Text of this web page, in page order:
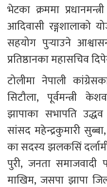
भेटका क्रममा
आदिवासी रङ्गशालाको
सहयोग पुर्‍याउने
प्रतिष्ठानका महासचिव
टोलीमा नेपाली
सिटौला, पूर्वमन्त्री
झापाका सभापति
सांसद महेन्द्रकुमारी
का सदस्य झलकसिं
पुरी, जनता समाजवादी
माखिम, जसपा झापा